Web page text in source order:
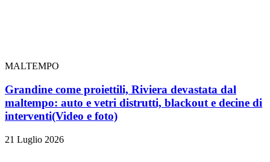
MALTEMPO
Grandine come proiettili, Riviera devastata dal
maltempo: auto e vetri distrutti, blackout e decine di
interventi(Video e foto)
21 Luglio 2026